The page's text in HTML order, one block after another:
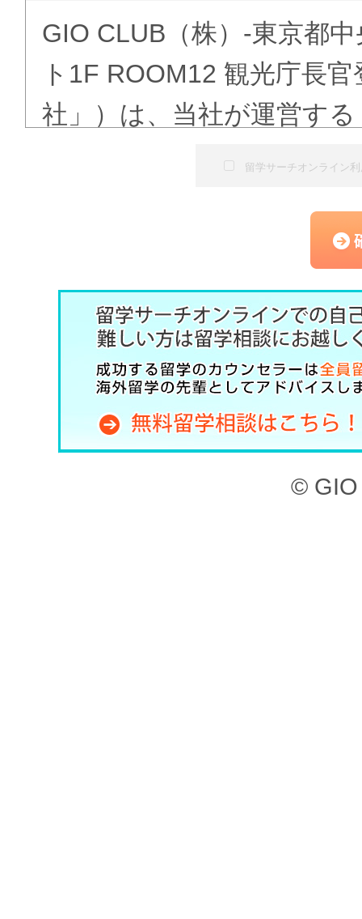
GIO CLUB（株）-東京都
ト1F ROOM12 観光庁長
社」）は、当社が運営す
ある「語学学校検索」（
（以下、「本サービス」
記のとおり、留学サーチ
約」といいます。）を定
した上で、本サービスを
第1章 （目的）
本サイト、ならびに本サ
ービスを利用することが
留学サーチオンライン
© GIO